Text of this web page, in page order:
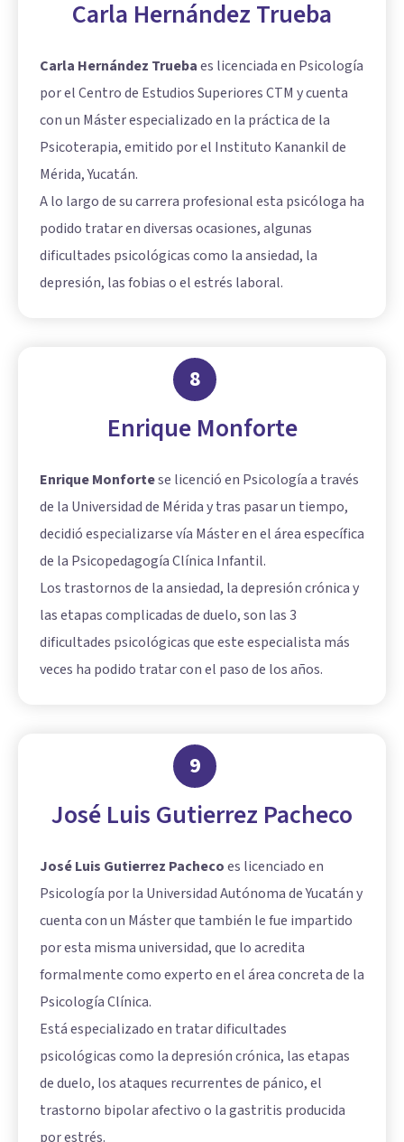
Carla Hernández Trueba
Carla Hernández Truebaes licenciada en Psicología
por el Centro de Estudios Superiores CTM y cuenta
con un Máster especializado en la práctica de la
Psicoterapia, emitido por el Instituto Kanankil de
Mérida, Yucatán.
A lo largo de su carrera profesional esta psicóloga ha
podido tratar en diversas ocasiones, algunas
dificultades psicológicas como la ansiedad, la
depresión, las fobias o el estrés laboral.
8
Enrique Monforte
Enrique Monfortese licenció en Psicología a través
de la Universidad de Mérida y tras pasar un tiempo,
decidió especializarse vía Máster en el área específica
de la Psicopedagogía Clínica Infantil.
Los trastornos de la ansiedad, la depresión crónica y
las etapas complicadas de duelo, son las 3
dificultades psicológicas que este especialista más
veces ha podido tratar con el paso de los años.
9
José Luis Gutierrez Pacheco
José Luis Gutierrez Pachecoes licenciado en
Psicología por la Universidad Autónoma de Yucatán y
cuenta con un Máster que también le fue impartido
por esta misma universidad, que lo acredita
formalmente como experto en el área concreta de la
Psicología Clínica.
Está especializado en tratar dificultades
psicológicas como la depresión crónica, las etapas
de duelo, los ataques recurrentes de pánico, el
trastorno bipolar afectivo o la gastritis producida
por estrés.